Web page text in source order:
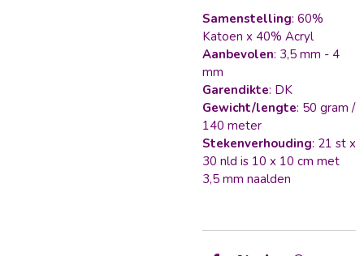
Samenstelling: 60%
Katoen x 40% Acryl
Aanbevolen: 3,5 mm - 4
mm
Garendikte: DK
Gewicht/lengte: 50 gram /
140 meter
Stekenverhouding: 21 st x
30 nld is 10 x 10 cm met
3,5 mm naalden